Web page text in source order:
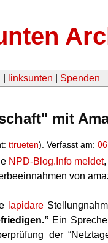
linksunten Spenden
mit
ttrueten). Verfasst am:
NPD-Blog.Info meldet
von
lapidare
Ein
der